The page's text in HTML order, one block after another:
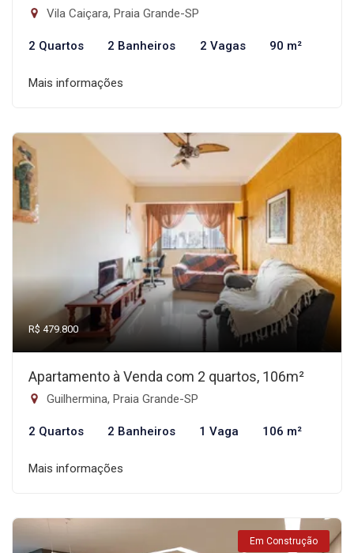
Vila Caiçara, Praia Grande-SP
2 Quartos 2 Banheiros 2 Vagas 90 m²
Mais informações
R$ 479.800
Apartamento à Venda com 2 quartos, 106m²
Guilhermina, Praia Grande-SP
2 Quartos 2 Banheiros 1 Vaga 106 m²
Mais informações
Em Construção